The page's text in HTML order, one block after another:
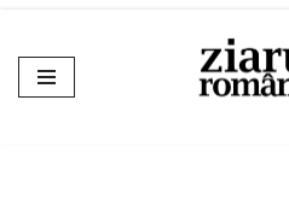
Sari
la